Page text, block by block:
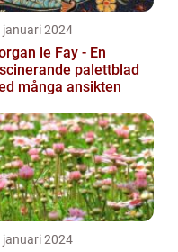
januari 2024
le Fay - En
palettblad
många ansikten
januari 2024